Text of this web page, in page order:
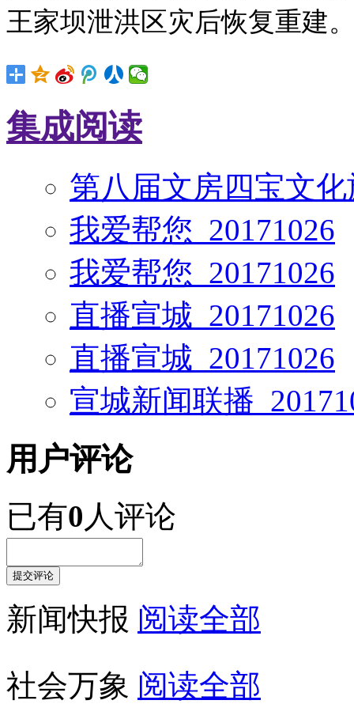
王家坝泄洪区灾后恢复重建
集成阅读
第八届文房四宝文
我爱帮您_20171026
我爱帮您_20171026
直播宣城_20171026
直播宣城_20171026
宣城新闻联播
用户评论
已有0 人评论
新闻快报 阅读全部
社会万象 阅读全部